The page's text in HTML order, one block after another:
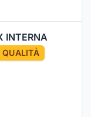
INTERNA
QUALITÀ